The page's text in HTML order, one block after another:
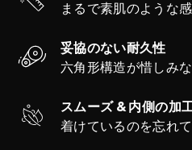
まるで素肌のような
妥協のない耐久性
六角形構造が惜しみ
スムーズ & 内側の加
着けているのを忘れ